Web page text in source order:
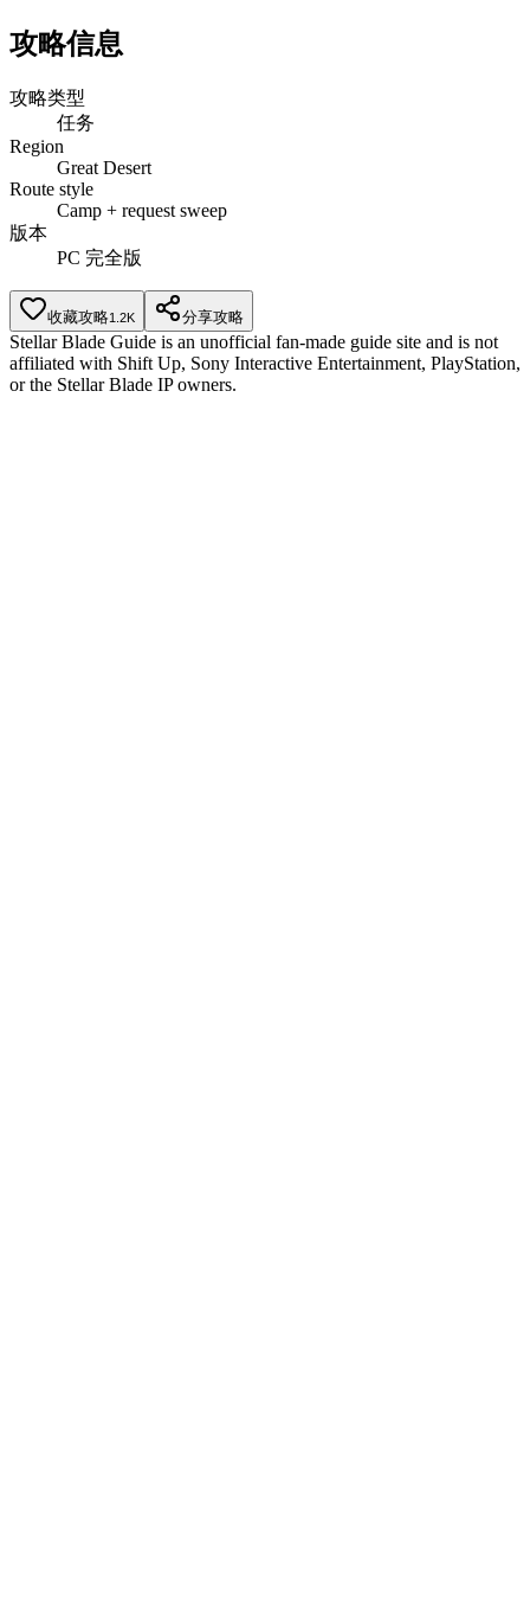
攻略信息
攻略类型
任务
Region
Great Desert
Route style
Camp + request sweep
版本
PC 完全版
收藏攻略1.2K 分享攻略
Stellar Blade Guide is an unofficial fan-made guide site and is not
affiliated with Shift Up, Sony Interactive Entertainment, PlayStation,
or the Stellar Blade IP owners.